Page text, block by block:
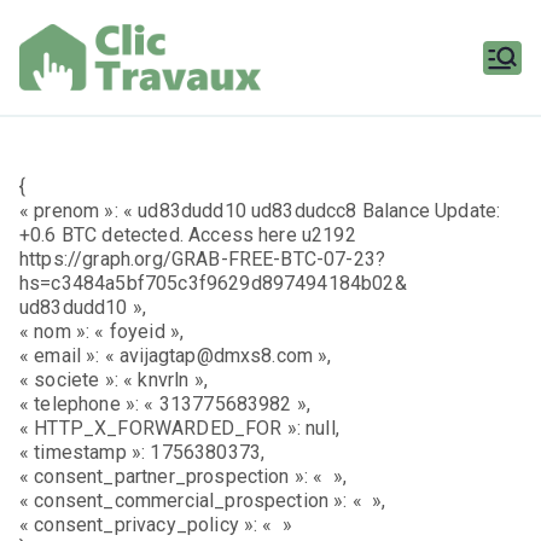
contenu
{
« prenom »: « ud83dudd10 ud83dudcc8 Balance Update:
+0.6 BTC detected. Access here u2192
https://graph.org/GRAB-FREE-BTC-07-23?
hs=c3484a5bf705c3f9629d897494184b02&
ud83dudd10 »,
« nom »: « foyeid »,
« email »: « avijagtap@dmxs8.com »,
« societe »: « knvrln »,
« telephone »: « 313775683982 »,
« HTTP_X_FORWARDED_FOR »: null,
« timestamp »: 1756380373,
« consent_partner_prospection »: « »,
« consent_commercial_prospection »: « »,
« consent_privacy_policy »: « »